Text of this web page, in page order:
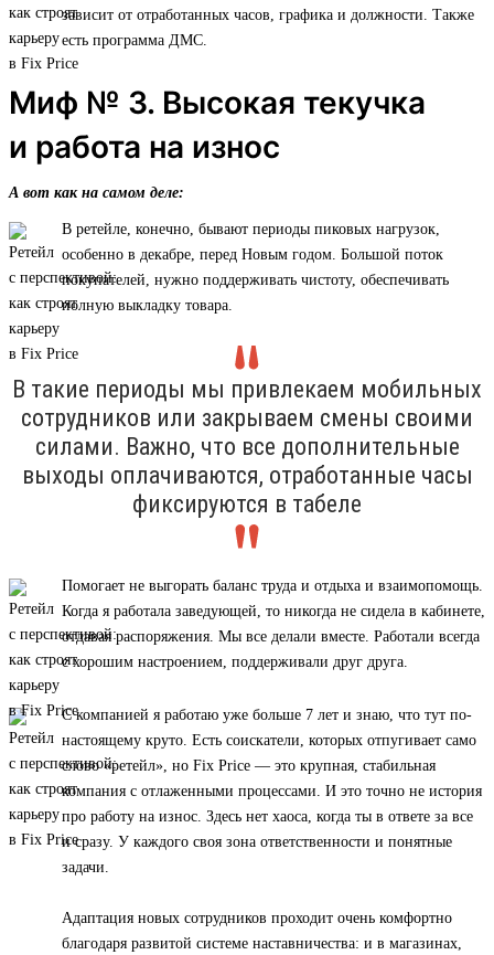
зависит от отработанных часов, графика и должности. Также
есть программа ДМС.
Миф № 3. Высокая текучка
и работа на износ
А вот как на самом деле:
В ретейле, конечно, бывают периоды пиковых нагрузок,
особенно в декабре, перед Новым годом. Большой поток
покупателей, нужно поддерживать чистоту, обеспечивать
полную выкладку товара.
В такие периоды мы привлекаем мобильных
сотрудников или закрываем смены своими
силами. Важно, что все дополнительные
выходы оплачиваются, отработанные часы
фиксируются в табеле
Помогает не выгорать баланс труда и отдыха и взаимопомощь.
Когда я работала заведующей, то никогда не сидела в кабинете,
отдавая распоряжения. Мы все делали вместе. Работали всегда
с хорошим настроением, поддерживали друг друга.
С компанией я работаю уже больше 7 лет и знаю, что тут по-
настоящему круто. Есть соискатели, которых отпугивает само
слово «ретейл», но Fix Price — это крупная, стабильная
компания с отлаженными процессами. И это точно не история
про работу на износ. Здесь нет хаоса, когда ты в ответе за все
и сразу. У каждого своя зона ответственности и понятные
задачи.
Адаптация новых сотрудников проходит очень комфортно
благодаря развитой системе наставничества: и в магазинах,